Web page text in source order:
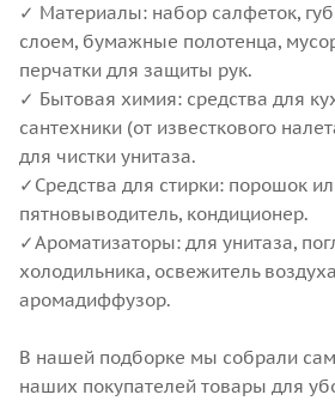
✓ Материалы: набор салфеток,
слоем, бумажные полотенца,
перчатки для защиты рук.
✓ Бытовая химия: средства для
сантехники (от известкового
для чистки унитаза.
✓Средства для стирки: порошок
пятновыводитель, кондиционер.
✓Ароматизаторы: для унитаза,
холодильника, освежитель
аромадиффузор.
В нашей подборке мы собрали
наших покупателей товары для